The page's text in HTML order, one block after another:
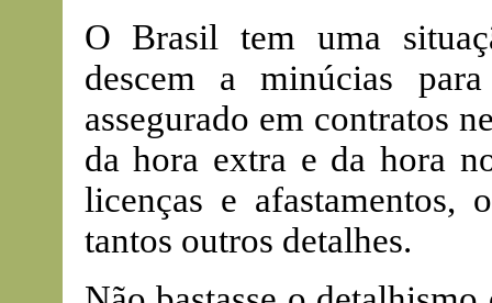
O Brasil tem uma
descem a minúcias
assegurado em contratos
da hora extra e da hora
licenças e afastamentos,
tantos outros detalhes.